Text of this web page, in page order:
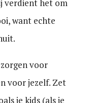
verdient het om
want echte
voor
voor jezelf. Zet
je kids (als je